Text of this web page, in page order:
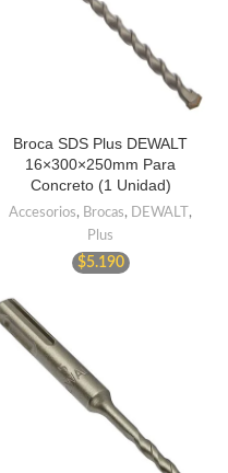
Broca SDS Plus DEWALT
16×300×250mm Para
Concreto (1 Unidad)
Accesorios, Brocas, DEWALT ,
Plus
$5.190